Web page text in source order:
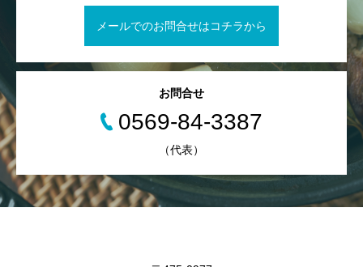
メールでのお問合せはコチラから
お問合せ
0569-84-3387
（代表）